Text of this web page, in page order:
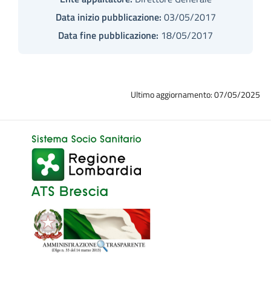
Data inizio pubblicazione: 03/05/2017
Data fine pubblicazione: 18/05/2017
Ultimo aggiornamento: 07/05/2025